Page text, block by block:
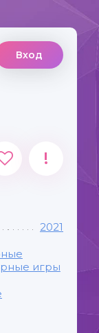
Вход
!
2021
игры